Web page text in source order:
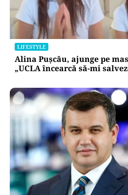
LIFESTYLE
Alina Pușcău, ajunge pe
„UCLA încearcă să-mi